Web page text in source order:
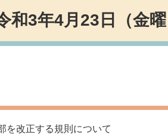
3年4月23日（金曜
を改正する規則について